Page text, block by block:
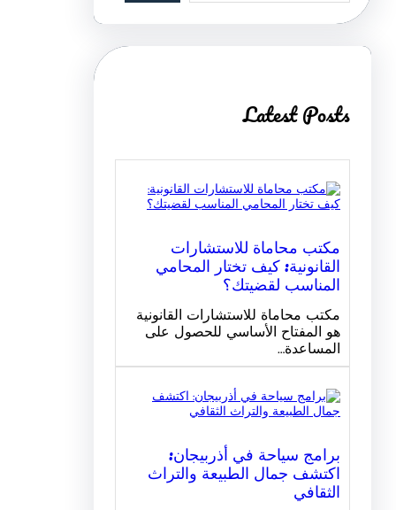
c
Latest Posts
مكتب محاماة للاستشارات
القانونية: كيف تختار المحامي
المناسب لقضيتك؟
مكتب محاماة للاستشارات القانونية
هو المفتاح الأساسي للحصول على
المساعدة…
برامج سياحة في أذربيجان:
اكتشف جمال الطبيعة والتراث
الثقافي